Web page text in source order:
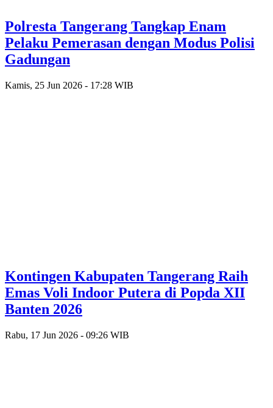
Polresta Tangerang Tangkap Enam
Pelaku Pemerasan dengan Modus Polisi
Gadungan
Kamis, 25 Jun 2026 - 17:28 WIB
Kontingen Kabupaten Tangerang Raih
Emas Voli Indoor Putera di Popda XII
Banten 2026
Rabu, 17 Jun 2026 - 09:26 WIB